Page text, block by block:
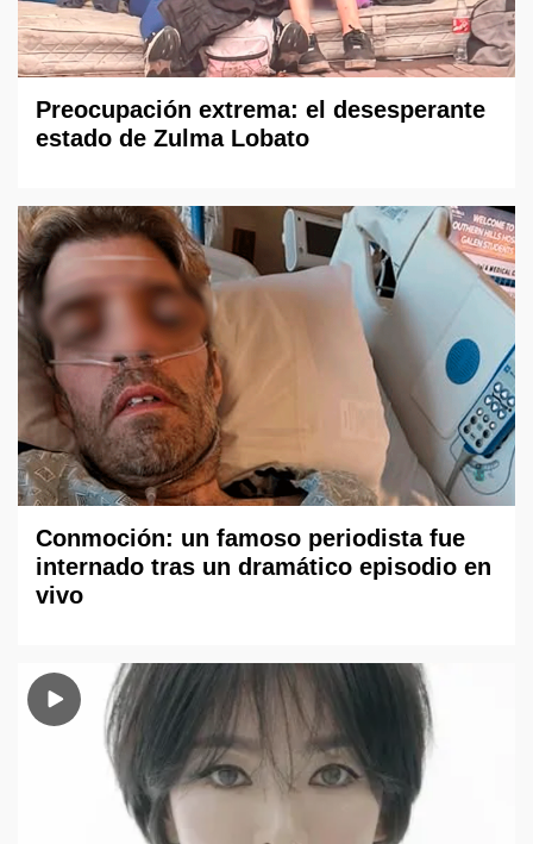
Preocupación extrema: el desesperante
estado de Zulma Lobato
Conmoción: un famoso periodista fue
internado tras un dramático episodio en
vivo